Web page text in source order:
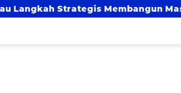
Membangun Masa Depan?